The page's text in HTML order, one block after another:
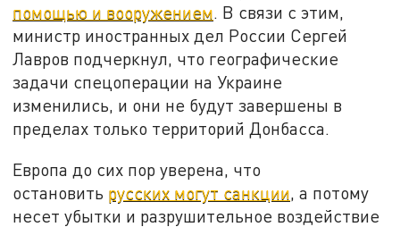
помощью и вооружением. В связи с этим,
министр иностранных дел России Сергей
Лавров подчеркнул, что географические
задачи спецоперации на Украине
изменились, и они не будут завершены в
пределах только территорий Донбасса.
Европа до сих пор уверена, что
остановить русских могут санкции , а потому
несет убытки и разрушительное воздействие